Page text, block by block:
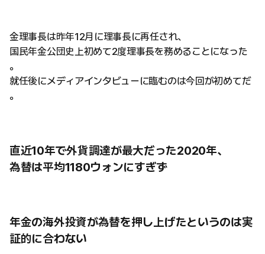
金理事長は昨年12月に理事長に再任され、
国民年金公団史上初めて2度理事長を務めることになった
。
就任後にメディアインタビューに臨むのは今回が初めてだ
。
直近10年で外貨調達が最大だった2020年、
為替は平均1180ウォンにすぎず
年金の海外投資が為替を押し上げたというのは実
証的に合わない